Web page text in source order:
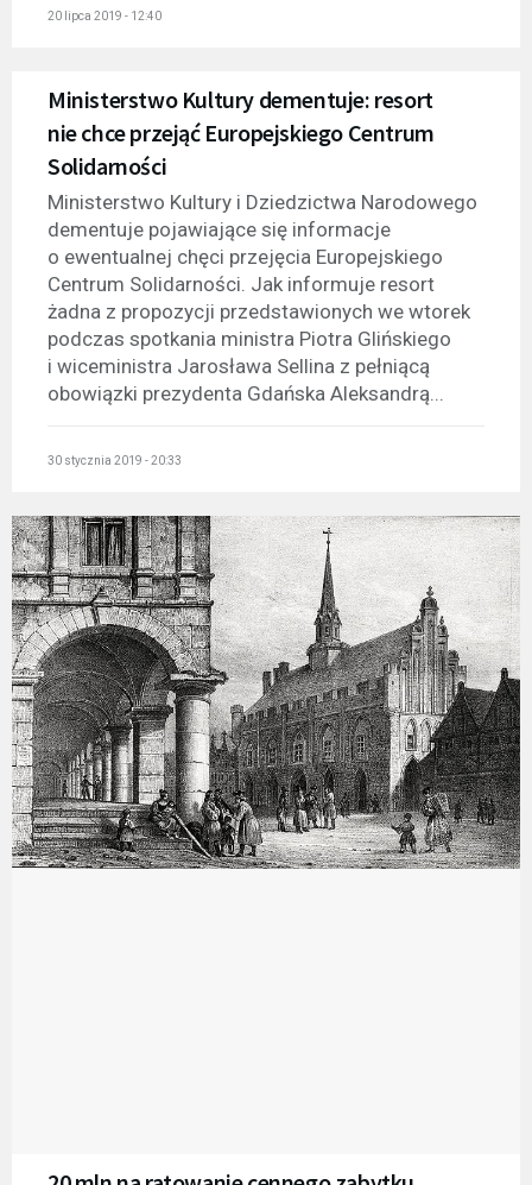
20 lipca 2019 - 12:40
Ministerstwo Kultury dementuje: resort
nie chce przejąć Europejskiego Centrum
Solidarności
Ministerstwo Kultury i Dziedzictwa Narodowego
dementuje pojawiające się informacje
o ewentualnej chęci przejęcia Europejskiego
Centrum Solidarności. Jak informuje resort
żadna z propozycji przedstawionych we wtorek
podczas spotkania ministra Piotra Glińskiego
i wiceministra Jarosława Sellina z pełniącą
obowiązki prezydenta Gdańska Aleksandrą...
30 stycznia 2019 - 20:33